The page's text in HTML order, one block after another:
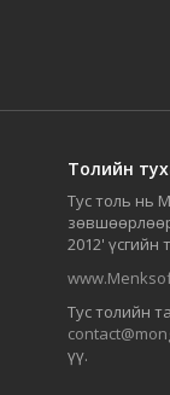
Толийн
Тус толь нь
2012' үсгийн
Тус толийн
үү.